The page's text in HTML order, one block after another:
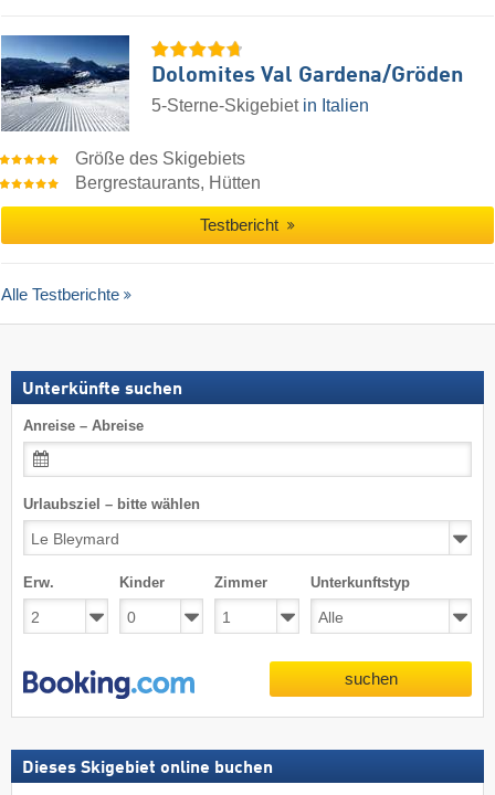
Dolomites Val Gardena/​Gröden
5-Sterne-Skigebiet in Italien
Größe des Skigebiets
Bergrestaurants, Hütten
Testbericht
Alle Testberichte
Unterkünfte suchen
Anreise – Abreise
Urlaubsziel – bitte wählen
Erw. Kinder Zimmer Unterkunftstyp
suchen
Dieses Skigebiet online buchen